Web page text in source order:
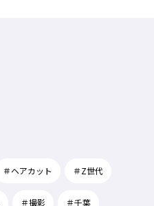
＃ヘアカット ＃Z世代
＃撮影 ＃千葉